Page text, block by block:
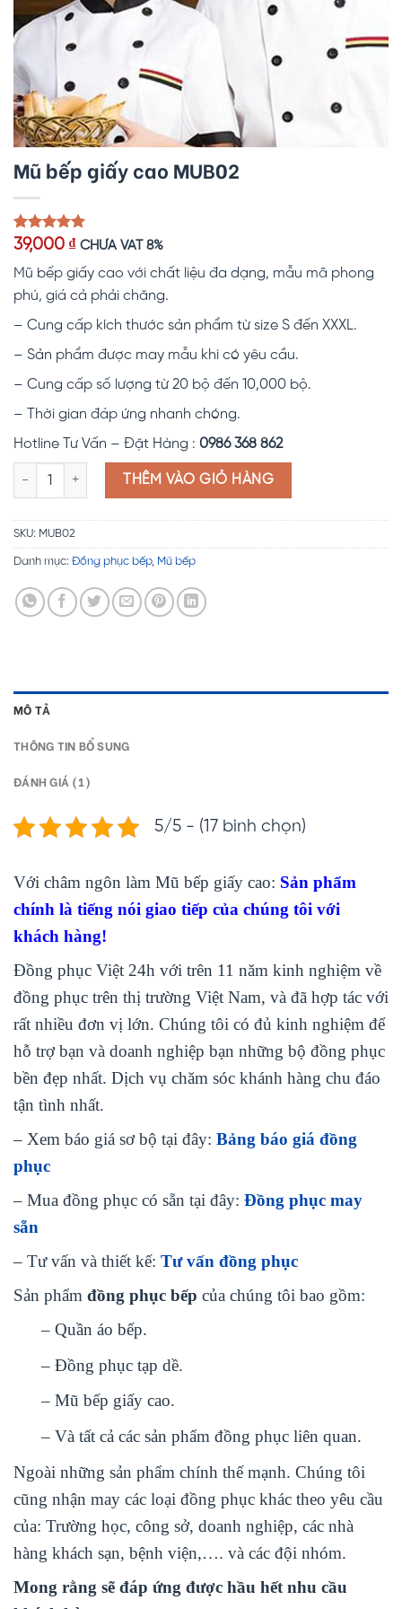
Mũ bếp giấy cao MUB02
5.00trên 5
dựa trên
1
đánh giá
39,000 ₫ CHƯA VAT 8%
Mũ bếp giấy cao với chất liệu đa dạng, mẫu mã phong
phú, giá cả phải chăng.
– Cung cấp kích thước sản phẩm từ size S đến XXXL.
– Sản phẩm được may mẫu khi có yêu cầu.
– Cung cấp số lượng từ 20 bộ đến 10,000 bộ.
– Thời gian đáp ứng nhanh chóng.
Hotline Tư Vấn – Đặt Hàng : 0986 368 862
Mũ bếp giấy cao MUB02 số lượng
THÊM VÀO GIỎ HÀNG
SKU: MUB02
Danh mục: Đồng phục bếp, Mũ bếp
MÔ TẢ
THÔNG TIN BỔ SUNG
ĐÁNH GIÁ (1)
5/5 - (17 bình chọn)
Với châm ngôn làm Mũ bếp giấy cao: Sản phẩm
chính là tiếng nói giao tiếp của chúng tôi với
khách hàng!
Đồng phục Việt 24h với trên 11 năm kinh nghiệm về
đồng phục trên thị trường Việt Nam, và đã hợp tác với
rất nhiều đơn vị lớn. Chúng tôi có đủ kinh nghiệm để
hỗ trợ bạn và doanh nghiệp bạn những bộ đồng phục
bền đẹp nhất. Dịch vụ chăm sóc khánh hàng chu đáo
tận tình nhất.
– Xem báo giá sơ bộ tại đây: Bảng báo giá đồng
phục
– Mua đồng phục có sẵn tại đây: Đồng phục may
sẵn
– Tư vấn và thiết kế: Tư vấn đồng phục
Sản phẩm đồng phục bếp của chúng tôi bao gồm:
– Quần áo bếp.
– Đồng phục tạp dề.
– Mũ bếp giấy cao.
– Và tất cả các sản phẩm đồng phục liên quan.
Ngoài những sản phẩm chính thế mạnh. Chúng tôi
cũng nhận may các loại đồng phục khác theo yêu cầu
của: Trường học, công sở, doanh nghiệp, các nhà
hàng khách sạn, bệnh viện,…. và các đội nhóm.
Mong rằng sẽ đáp ứng được hầu hết nhu cầu